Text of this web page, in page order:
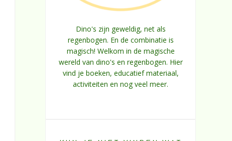
Dino's zijn geweldig, net als
regenbogen. En de combinatie is
magisch! Welkom in de magische
wereld van dino's en regenbogen. Hier
vind je boeken, educatief materiaal,
activiteiten en nog veel meer.